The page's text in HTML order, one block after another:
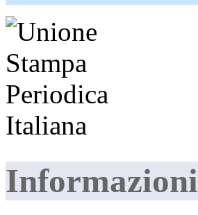
Informazioni